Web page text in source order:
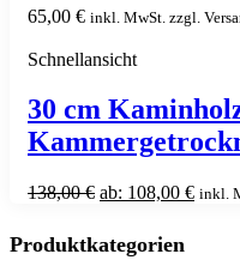
65,00 € inkl. MwSt. zzgl.
Schnellansicht
30 cm
138,00€ ab: 108,00 € inkl.
Produktkategorien